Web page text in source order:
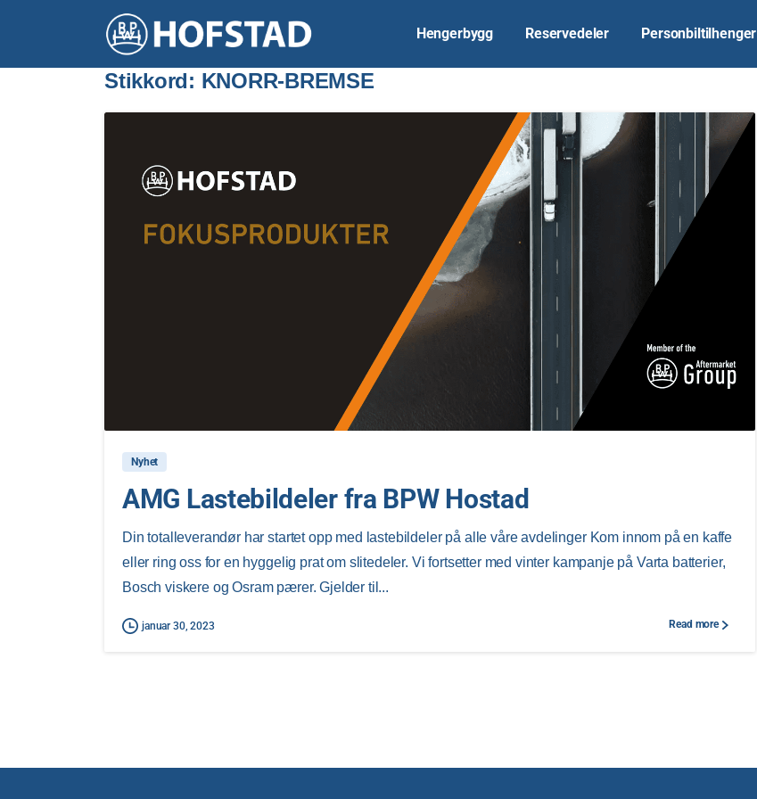
Hengerbygg Reservedeler Personbiltilhenger
Stikkord: KNORR-BREMSE
Nyhet
AMG Lastebildeler fra BPW Hostad
Din totalleverandør har startet opp med lastebildeler på alle våre avdelinger Kom innom på en kaffe
eller ring oss for en hyggelig prat om slitedeler. Vi fortsetter med vinter kampanje på Varta batterier,
Bosch viskere og Osram pærer. Gjelder til...
januar 30, 2023 Read more